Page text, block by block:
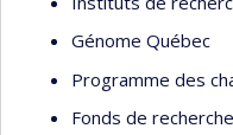
Génome Québec
Programme des
Fonds de